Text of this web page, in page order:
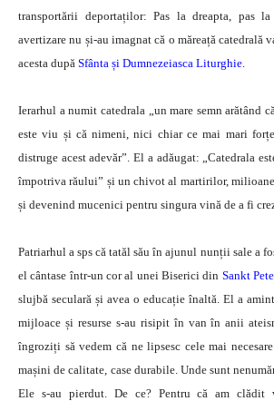
transportării deportaților: Pas la dreapta, pas la
avertizare nu și-au imagnat că o măreață catedrală
acesta după Sfânta și Dumnezeiasca Liturghie.
Ierarhul a numit catedrala „un mare semn arătând
este viu și că nimeni, nici chiar ce mai mari
distruge acest adevăr”. El a adăugat: „Catedrala
împotriva răului” și un chivot al martirilor,
și devenind mucenici pentru singura vină de a fi
Patriarhul a sps că tatăl său în ajunul nunții sale a
el cântase într-un cor al unei Biserici din Sankt
slujbă seculară și avea o educație înaltă. El a
mijloace și resurse s-au risipit în van în anii
îngroziți să vedem că ne lipsesc cele mai
mașini de calitate, case durabile. Unde sunt
Ele s-au pierdut. De ce? Pentru că am clădit